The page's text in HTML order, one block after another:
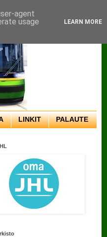
LINKIT PALAUTE
agent
usage
LEARN MORE